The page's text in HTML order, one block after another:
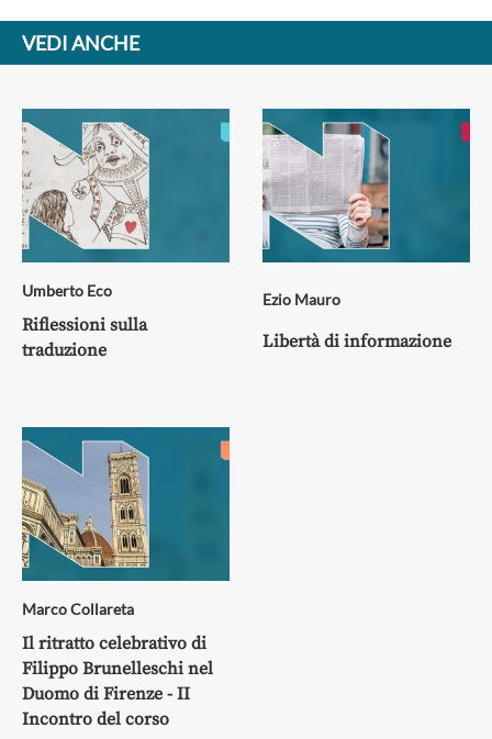
VEDI ANCHE
Umberto Eco
Riflessioni sulla
traduzione
Ezio Mauro
Libertà di informazione
Marco Collareta
Il ritratto celebrativo di
Filippo Brunelleschi nel
Duomo di Firenze - II
Incontro del corso